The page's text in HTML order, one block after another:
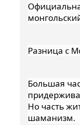
Разница с
Большая
Но часть
шаманизм.